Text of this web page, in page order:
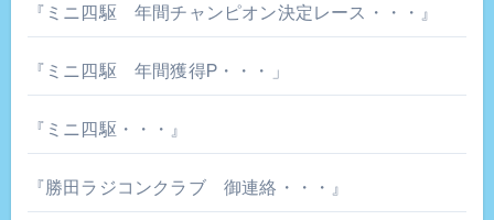
『ミニ四駆 年間チャンピオン決定レース・・・』
『ミニ四駆 年間獲得P・・・」
『ミニ四駆・・・』
『勝田ラジコンクラブ 御連絡・・・』